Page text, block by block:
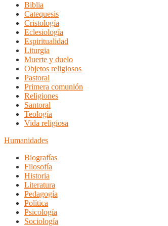
Biblia
Catequesis
Cristología
Eclesiología
Espiritualidad
Liturgia
Muerte y duelo
Objetos religiosos
Pastoral
Primera comunión
Religiones
Santoral
Teología
Vida religiosa
Humanidades
Biografías
Filosofía
Historia
Literatura
Pedagogía
Política
Psicología
Sociología